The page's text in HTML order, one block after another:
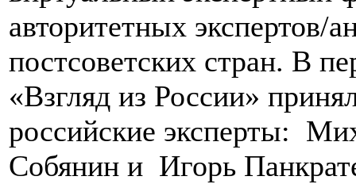
авторитетных экспертов/
постсоветских стран. В
«Взгляд из России»
российские эксперты:
Собянин и Игорь